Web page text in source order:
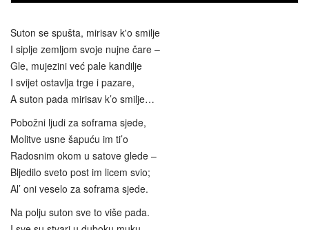
Suton se spušta, mirisav k'o smilje
I siplje zemljom svoje nujne čare –
Gle, mujezini već pale kandilje
I svijet ostavlja trge i pazare,
A suton pada mirisav k’o smilje…
Pobožni ljudi za soframa sjede,
Molitve usne šapuću im ti’o
Radosnim okom u satove glede –
Bljedilo sveto post im licem svio;
Al’ oni veselo za soframa sjede.
Na polju suton sve to više pada.